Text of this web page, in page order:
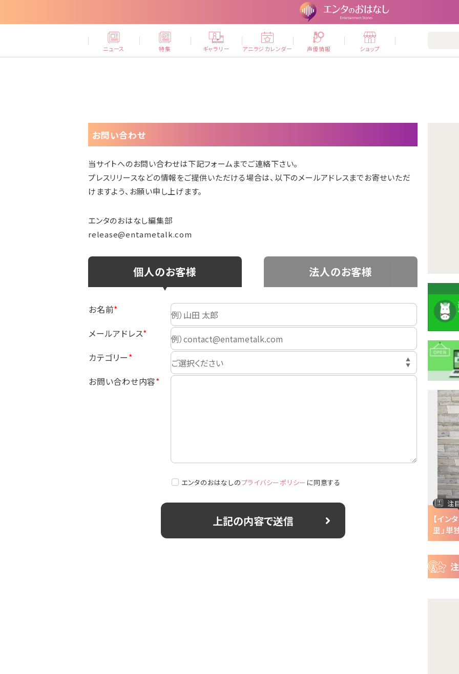
ニュース 特集 ギャラリー アニラジカレンダー 声優情報 ショップ
お問い合わせ
当サイトへのお問い合わせは下記フォームまでご連絡下さい。
プレスリリースなどの情報をご提供いただける場合は、以下のメールアドレスまでお寄せいただ
けますよう、お願い申し上げます。
エンタのおはなし編集部
release@entametalk.com
個人のお客様 法人のお客様
お名前
メールアドレス
カテゴリー
お問い合わせ内容
エンタのおはなしのプライバシーポリシー に同意する
注
目
ニ
ー
ス
【インタビュー】本仮屋ユイカ、ラジオ5年半で
注目の特集
【インタビュー】『株式会社マジルミエ』第2期の
声優・ファイルーズ...
注
【イン
里」単